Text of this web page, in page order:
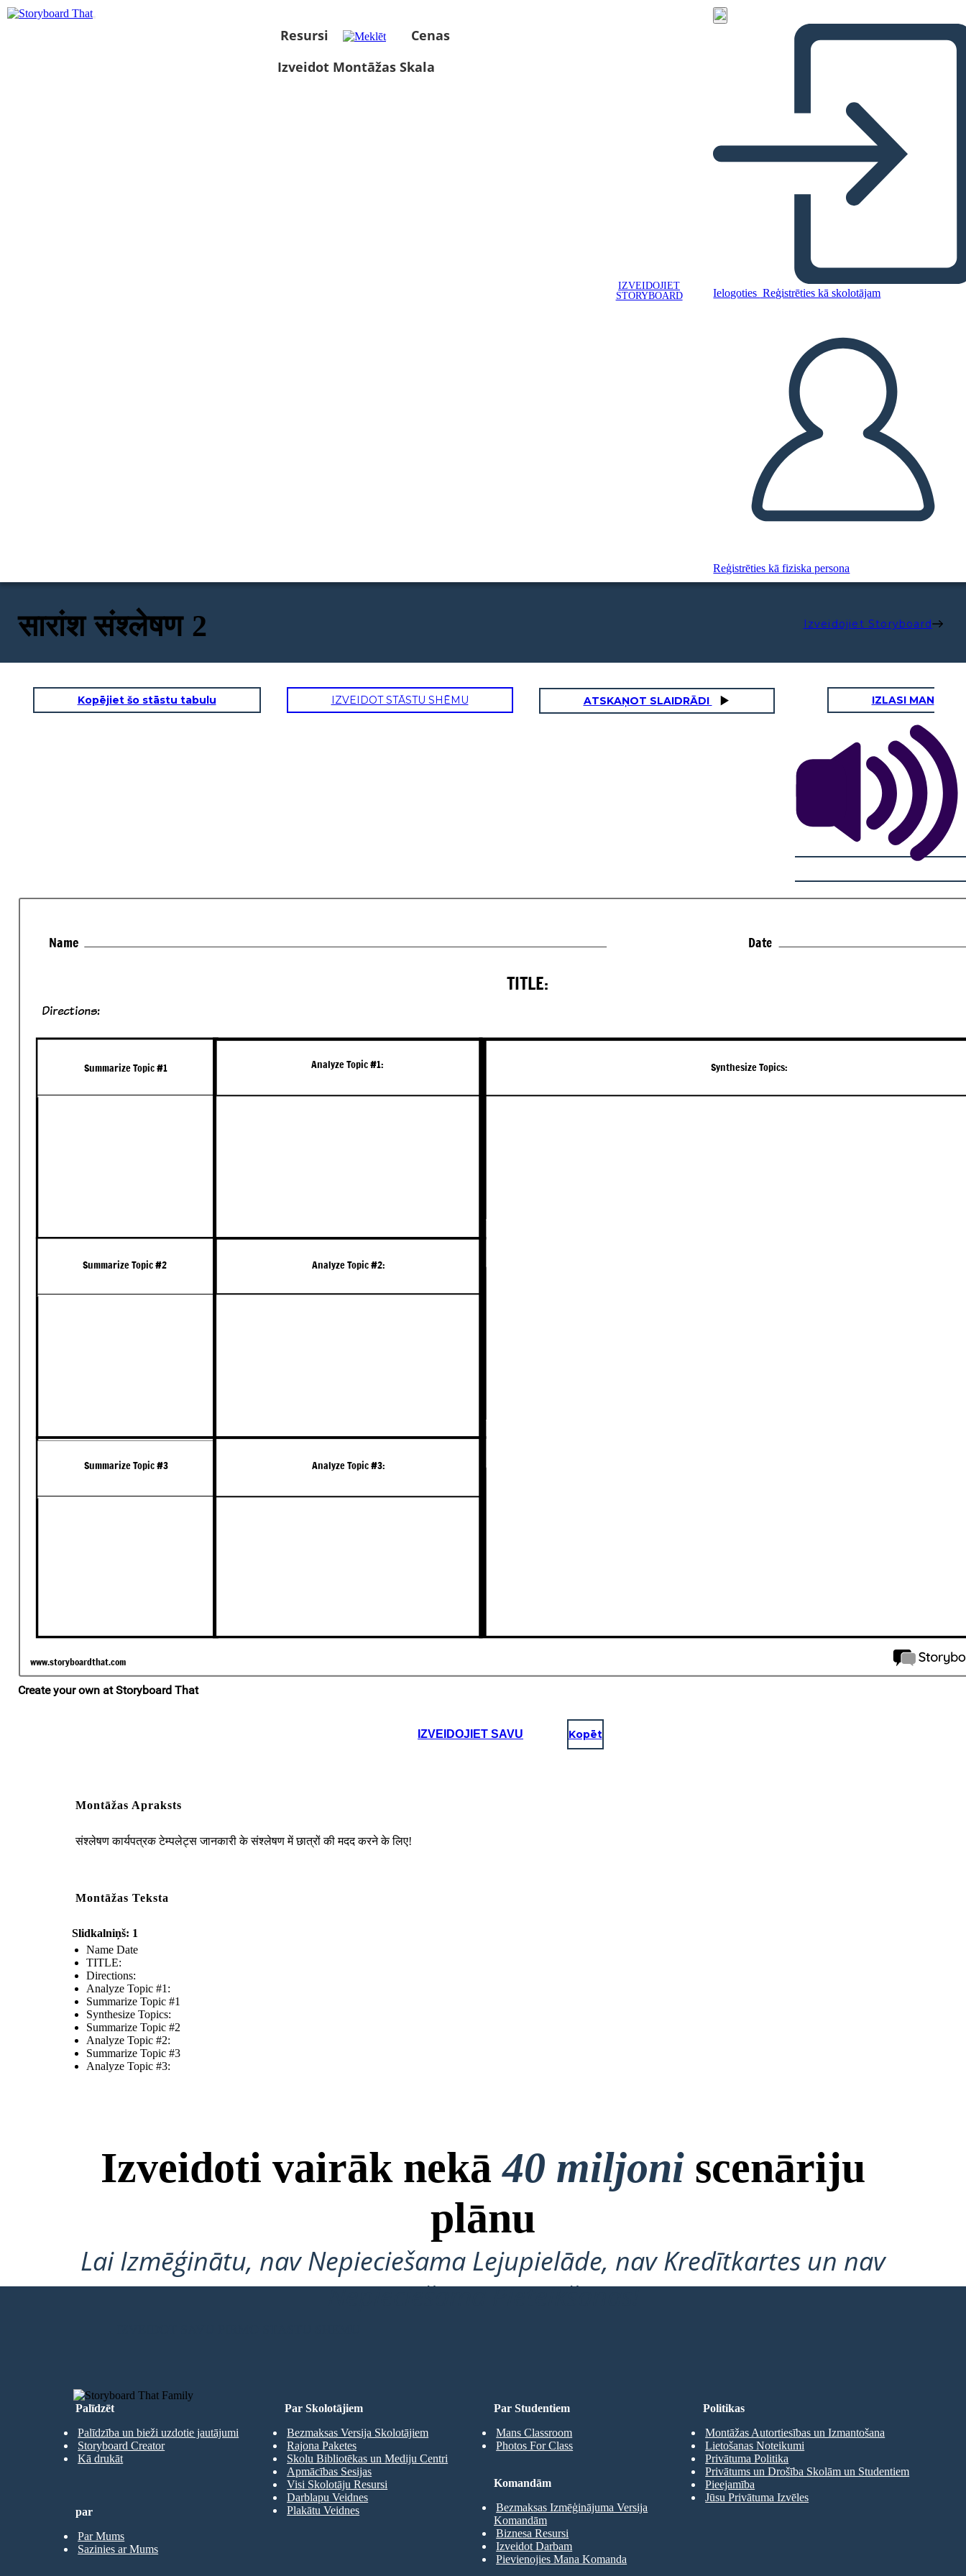
Resursi
Cenas
Izveidot Montāžas Skala
IZVEIDOJIET
STORYBOARD
Ielogoties Reģistrēties kā skolotājam
Reģistrēties kā fiziska persona
सारांश संश्लेषण 2 Izveidojiet Storyboard
Kopējiet šo stāstu tabulu IZVEIDOT STĀSTU SHĒMU ATSKAŅOT SLAIDRĀDI IZLASI MAN
IZVEIDOJIET SAVU Kopēt
Montāžas Apraksts
संश्लेषण कार्यपत्रक टेम्पलेट्स जानकारी के संश्लेषण में छात्रों की मदद करने के लिए!
Montāžas Teksta
Slidkalniņš: 1
Name Date
TITLE :
Directions:
Analyze Topic #1:
Summarize Topic #1
Synthesize Topics:
Summarize Topic #2
Analyze Topic #2:
Summarize Topic #3
Analyze Topic #3:
Izveidoti vairāk nekā40 miljoni scenāriju
plānu
Lai Izmēģinātu, nav Nepieciešama Lejupielāde, nav Kredītkartes un nav
Nepieciešama Pieteikšanās!
Palīdzēt
Palīdzība un bieži uzdotie jautājumi
Storyboard Creator
Kā drukāt
Par Studentiem
Mans Classroom
Photos For Class
Par Skolotājiem
Bezmaksas Versija Skolotājiem
Rajona Paketes
Skolu Bibliotēkas un Mediju Centri
Apmācības Sesijas
Visi Skolotāju Resursi
Darblapu Veidnes
Plakātu Veidnes
Komandām
Bezmaksas Izmēģinājuma Versija
Komandām
Biznesa Resursi
Izveidot Darbam
Pievienojies Mana Komanda
par
Par Mums
Sazinies ar Mums
Politikas
Montāžas Autortiesības un Izmantošana
Lietošanas Noteikumi
Privātuma Politika
Privātums un Drošība Skolām un Studentiem
Pieejamība
Jūsu Privātuma Izvēles